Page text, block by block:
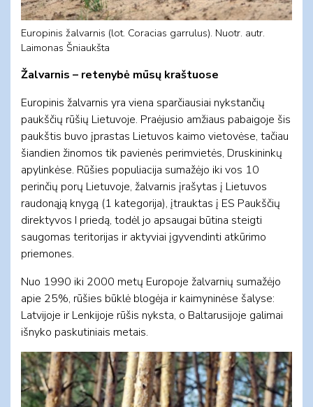
Europinis žalvarnis (lot. Coracias garrulus). Nuotr. autr.
Laimonas Šniaukšta
Žalvarnis – retenybė mūsų kraštuose
Europinis žalvarnis yra viena sparčiausiai nykstančių
paukščių rūšių Lietuvoje. Praėjusio amžiaus pabaigoje šis
paukštis buvo įprastas Lietuvos kaimo vietovėse, tačiau
šiandien žinomos tik pavienės perimvietės, Druskininkų
apylinkėse. Rūšies populiacija sumažėjo iki vos 10
perinčių porų Lietuvoje, žalvarnis įrašytas į Lietuvos
raudonąją knygą (1 kategorija), įtrauktas į ES Paukščių
direktyvos I priedą, todėl jo apsaugai būtina steigti
saugomas teritorijas ir aktyviai įgyvendinti atkūrimo
priemones.
Nuo 1990 iki 2000 metų Europoje žalvarnių sumažėjo
apie 25%, rūšies būklė blogėja ir kaimyninėse šalyse:
Latvijoje ir Lenkijoje rūšis nyksta, o Baltarusijoje galimai
išnyko paskutiniais metais.